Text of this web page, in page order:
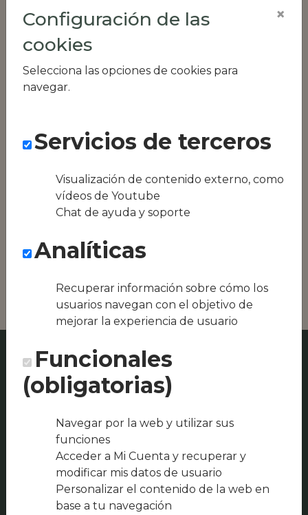
Cambio de menú
semanalmente
Factura única
Acceso individual
empleados
Panel de control
RR.HH
equipos híbridos
Conseguimos la
zona, como podría
ser Veiga Mariña o
Configuración de las
cookies
Selecciona las opciones de cookies para
navegar.
×
Servicios de terceros
Visualización de contenido externo, como
vídeos de Youtube
Chat de ayuda y soporte
Analíticas
Recuperar información sobre cómo los
usuarios navegan con el objetivo de
mejorar la experiencia de usuario
Funcionales
(obligatorias)
Navegar por la web y utilizar sus
funciones
Acceder a Mi Cuenta y recuperar y
modificar mis datos de usuario
Personalizar el contenido de la web en
base a tu navegación